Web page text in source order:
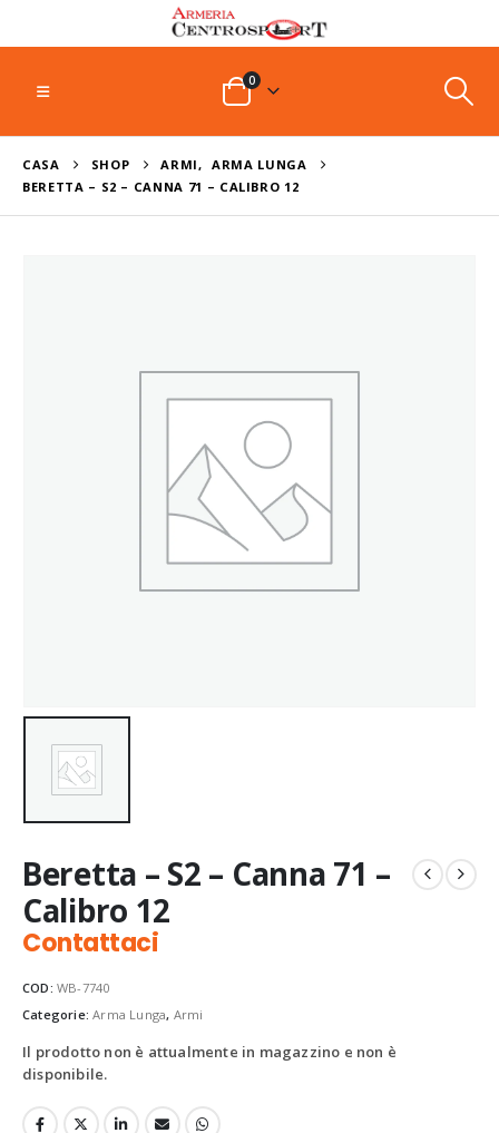
0
CASA SHOP ARMI,
ARMA LUNGA
BERETTA – S2 – CANNA 71 – CALIBRO 12
Beretta – S2 – Canna 71 –
Calibro 12
Contattaci
COD: WB-7740
Categorie:Arma Lunga, Armi
Il prodotto non è attualmente in magazzino e non è
disponibile.